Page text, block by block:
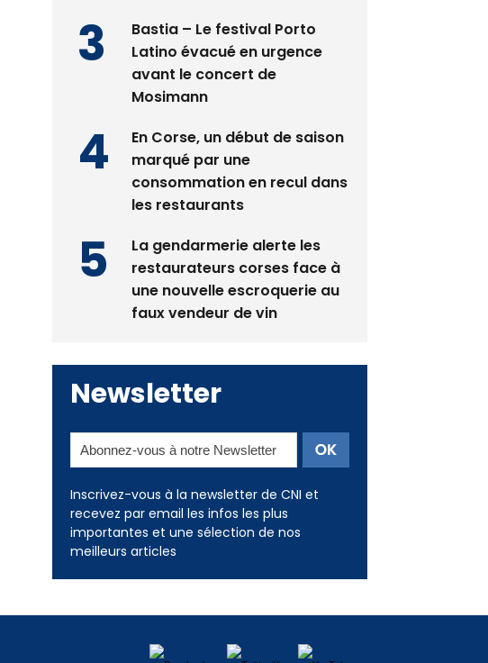
pas avant 2081
Bastia – Le festival Porto
Latino évacué en urgence
Mosimann
En Corse, un début de saison
marqué par une
les restaurants
La gendarmerie alerte les
restaurateurs corses face à
Newsletter
Inscrivez-vous à la newsletter de CNI et
recevez par email les infos les plus
importantes et une sélection de nos